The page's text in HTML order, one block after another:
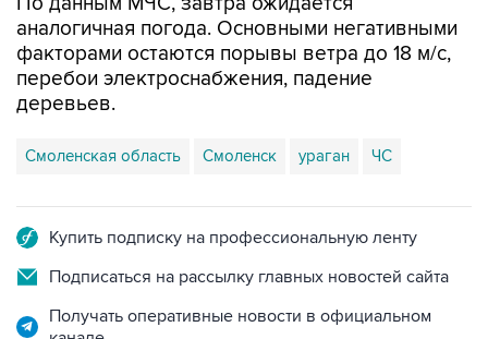
аналогичная погода. Основными негативными
факторами остаются порывы ветра до 18 м/с,
перебои электроснабжения, падение
деревьев.
Смоленская область Смоленск ураган ЧС
Купить подписку на профессиональную ленту
Подписаться на рассылку главных новостей сайта
Получать оперативные новости в официальном